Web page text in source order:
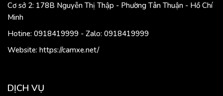
Cơ sở 2: 178B Nguyễn Thị Thập - Phường Tân Thuận - Hồ Chí
Minh
Hotine: 0918419999 - Zalo: 0918419999
Website: https://camxe.net/
DỊCH VỤ